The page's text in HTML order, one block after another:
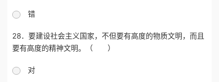
错
28．要建设社会主义国家，不但要有高度的物质文明，而且
要有高度的精神文明。（ ）
对